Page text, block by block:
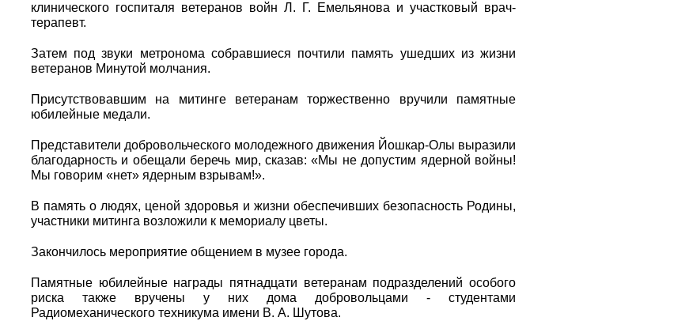
клинического госпиталя ветеранов войн Л. Г. Емельянова и участковый врач-
терапевт.
Затем под звуки метронома собравшиеся почтили память ушедших из жизни
ветеранов Минутой молчания.
Присутствовавшим на митинге ветеранам торжественно вручили памятные
юбилейные медали.
Представители добровольческого молодежного движения Йошкар-Олы выразили
благодарность и обещали беречь мир, сказав: «Мы не допустим ядерной войны!
Мы говорим «нет» ядерным взрывам!».
В память о людях, ценой здоровья и жизни обеспечивших безопасность Родины,
участники митинга возложили к мемориалу цветы.
Закончилось мероприятие общением в музее города.
Памятные юбилейные награды пятнадцати ветеранам подразделений особого
риска также вручены у них дома добровольцами - студентами
Радиомеханического техникума имени В. А. Шутова.